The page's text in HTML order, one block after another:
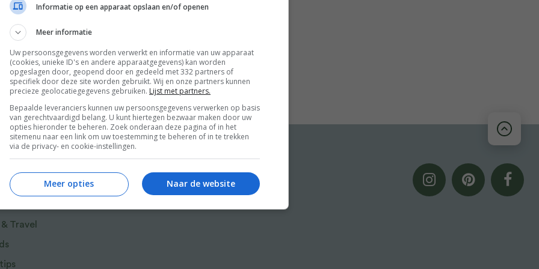
Ledeuil ziet koken als een spel van vrijheid en
Louis Laurent Grandadam.
bekroonde Ze Kitchen Galerie en van KGB, beide
van Food and Friends
Travel
Informatie op een apparaat opslaan en/of openen
Meer informatie
Uw persoonsgegevens worden verwerkt en informatie van uw apparaat
(cookies, unieke ID's en andere apparaatgegevens) kan worden
opgeslagen door, geopend door en gedeeld met 332 partners of
specifiek door deze site worden gebruikt. Wij en onze partners kunnen
precieze geolocatiegegevens gebruiken. Lijst met partners.
Bepaalde leveranciers kunnen uw persoonsgegevens verwerken op basis
van gerechtvaardigd belang. U kunt hiertegen bezwaar maken door uw
opties hieronder te beheren. Zoek onderaan deze pagina of in het
sitemenu naar een link om uw toestemming te beheren of in te trekken
via de privacy- en cookie-instellingen.
Naar de website
Meer opties